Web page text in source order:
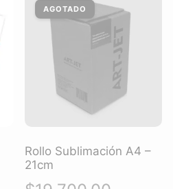
Rollo Sublimación A4 –
21cm